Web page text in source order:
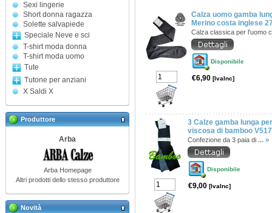
Sexi lingerie
Short donna ragazza
Solette salvapiede
Speciale Neve e sci
T-shirt moda donna
T-shirt moda uomo
Tute
Tutone per anziani
X Saldi X
Produttore
Arba
Arba Homepage
Altri prodotti dello stesso produttore
Novità
Calza uomo gamba
Merino costa inglese
Calza classica per l'uomo
Disponibile
€6,90 [IvaInc]
3 Calze gamba lunga
viscosa di bamboo
Confezione da 3 paia di ... »
Disponibile
€9,00 [IvaInc]